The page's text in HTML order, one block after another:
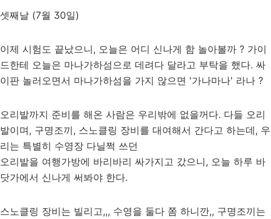
셋째날 (7월 30일)
이제 시험도 끝났으니, 오늘은 어디 신나게 함 놀아볼까 ? 가이
드한테 오늘은 마나가하섬으로 데려다 달라고 부탁을 했다. 싸
이판 놀러오면서 마나가하섬을 가지 않으면 '가나마나' 라나 ?
오리발까지 준비를 해온 사람은 우리밖에 없을꺼다. 다들 오리
발이며, 구명조끼, 스노클링 장비를 대여해서 간다고 하는데, 우
리는 특별히 수영장 다닐쩍 쓰던
오리발을 여행가방에 바리바리 싸가지고 갔으니, 오늘 하루 바
닷가에서 신나게 써봐야 한다.
스노클링 장비는 빌리고,,, 수영을 둘다 쫌 하니깐,, 구명조끼는